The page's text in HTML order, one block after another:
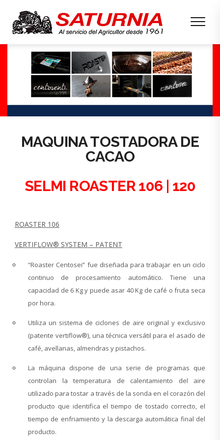
MAQUINA TOSTADORA DE
CACAO
SELMI ROASTER 106 | 120
ROASTER 106
VERTIFLOW® SYSTEM – PATENT
“Roaster Centosei” fue diseñada para trabajar en un ciclo
continuo de procesamiento automático. Tiene una
capacidad de 6 Kg y puede asar 40 Kg de café o fruta seca
por hora.
Utiliza un sistema de ciclones de aire original y exclusivo
(patente vertiflow®), una técnica versátil para el asado de
café, avellanas, almendras y pistachos.
La máquina dispone de una serie de programas que
controlan la temperatura de calentamiento del aire
utilizado para tostar a través de la sonda en el corazón del
producto que identifica el tiempo de tostado correcto, el
tiempo de enfriamiento y la descarga automática final del
producto.